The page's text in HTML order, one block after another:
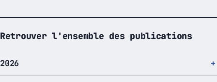
Retrouver l'ensemble des publications
2026